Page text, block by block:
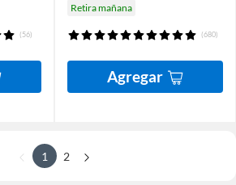
(56)
Retira mañana
(680)
Agregar
1 2